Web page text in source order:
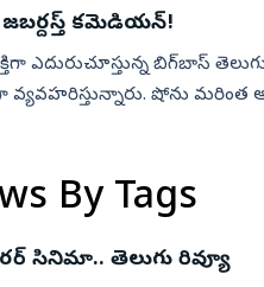
కమెడియన్‌!
ఎదురుచూస్తున్న బిగ్‌బాస్‌
వ్యవహరిస్తున్నారు. షోను మరింత
By Tags
సినిమా.. తెలుగు రివ్యూ